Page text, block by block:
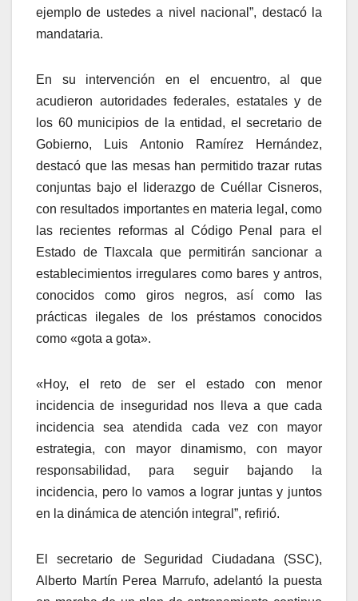
ejemplo de ustedes a nivel nacional”, destacó la
mandataria.
En su intervención en el encuentro, al que
acudieron autoridades federales, estatales y de
los 60 municipios de la entidad, el secretario de
Gobierno, Luis Antonio Ramírez Hernández,
destacó que las mesas han permitido trazar rutas
conjuntas bajo el liderazgo de Cuéllar Cisneros,
con resultados importantes en materia legal, como
las recientes reformas al Código Penal para el
Estado de Tlaxcala que permitirán sancionar a
establecimientos irregulares como bares y antros,
conocidos como giros negros, así como las
prácticas ilegales de los préstamos conocidos
como «gota a gota».
«Hoy, el reto de ser el estado con menor
incidencia de inseguridad nos lleva a que cada
incidencia sea atendida cada vez con mayor
estrategia, con mayor dinamismo, con mayor
responsabilidad, para seguir bajando la
incidencia, pero lo vamos a lograr juntas y juntos
en la dinámica de atención integral”, refirió.
El secretario de Seguridad Ciudadana (SSC),
Alberto Martín Perea Marrufo, adelantó la puesta